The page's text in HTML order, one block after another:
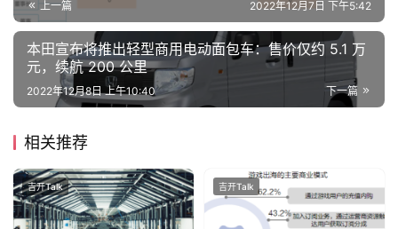
上一篇 2022年12月7日 下午5:42
本田宣布将推出轻型商用电动面包车：售价仅约 5.1 万
元，续航 200 公里
下一篇
2022年12月8日 上午10:40
相关推荐
吉开Talk 吉开Talk